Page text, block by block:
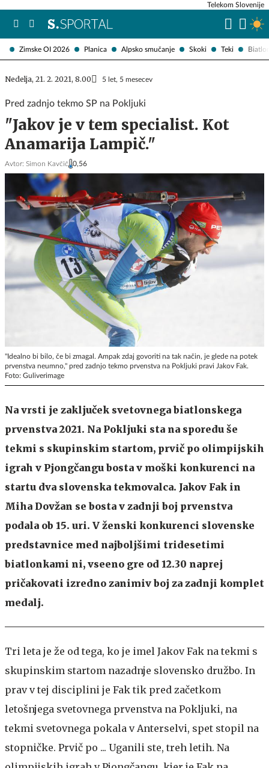
Zimske OI 2026 Planica Alpsko smučanje Skoki Teki
Telekom Slovenije
Nedelja, 21. 2. 2021, 8.00 5 let, 5 mesecev
Pred zadnjo tekmo SP na Pokljuki
"Jakov je v tem specialist. Kot
Anamarija Lampič."
Avtor: Simon Kavčič 0,56
"Idealno bi bilo, če bi zmagal. Ampak zdaj govoriti na tak način, je glede na potek
prvenstva neumno," pred zadnjo tekmo prvenstva na Pokljuki pravi Jakov Fak.
Foto: Guliverimage
Na vrsti je zaključek svetovnega biatlonskega
prvenstva 2021. Na Pokljuki sta na sporedu še
tekmi s skupinskim startom, prvič po olimpijskih
igrah v Pjongčangu bosta v moški konkurenci na
startu dva slovenska tekmovalca. Jakov Fak in
Miha Dovžan se bosta v zadnji boj prvenstva
podala ob 15. uri. V ženski konkurenci slovenske
predstavnice med najboljšimi tridesetimi
biatlonkami ni, vseeno gre od 12.30 naprej
pričakovati izredno zanimiv boj za zadnji komplet
medalj.
Tri leta je že od tega, ko je imel Jakov Fak na tekmi s
skupinskim startom nazadnje slovensko družbo. In
prav v tej disciplini je Fak tik pred začetkom
letošnjega svetovnega prvenstva na Pokljuki, na
tekmi svetovnega pokala v Anterselvi, spet stopil na
stopničke. Prvič po ... Uganili ste, treh letih. Na